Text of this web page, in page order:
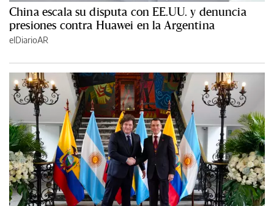
China escala su disputa con EE.UU. y denuncia
presiones contra Huawei en la Argentina
elDiarioAR